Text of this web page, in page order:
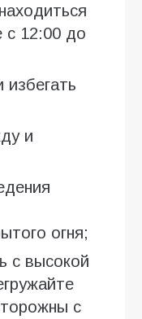
с 12:00 до
и
огня;
с высокой
с